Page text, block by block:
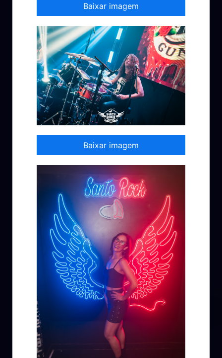
Baixar imagem
Baixar imagem